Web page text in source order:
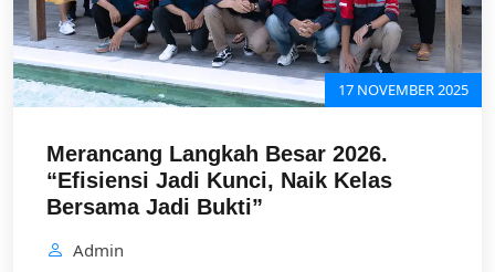
17 NOVEMBER 2025
Merancang Langkah Besar 2026.
“Efisiensi Jadi Kunci, Naik Kelas
Bersama Jadi Bukti”
Admin